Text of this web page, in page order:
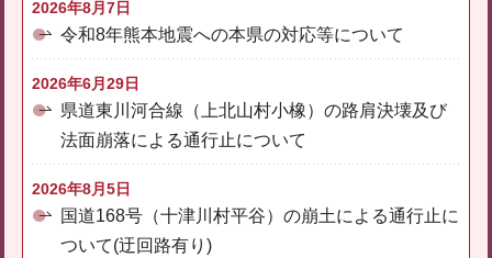
2026年8月7日
令和8年熊本地震への本県の対応等について
2026年6月29日
県道東川河合線（上北山村小橡）の路肩決壊及び
法面崩落による通行止について
2026年8月5日
国道168号（十津川村平谷）の崩土による通行止に
ついて(迂回路有り)